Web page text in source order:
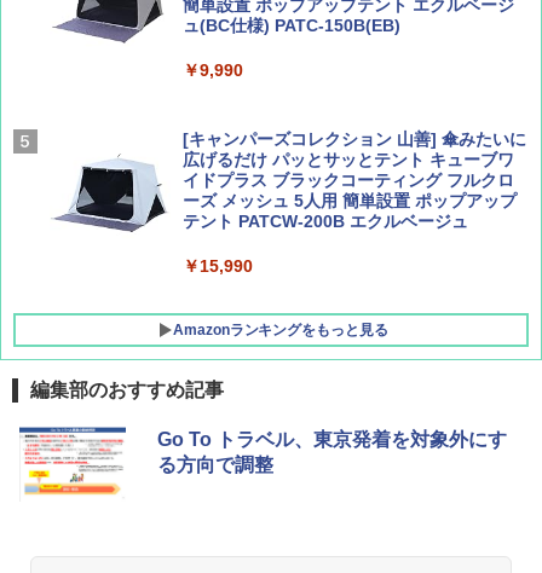
AIRLINE（エアライン）2026年9月号【特
集】ボーイング110周年を祝して！
￥1,760
新しい日本地理 地図・統計・移動から読み
解く (講談社現代新書)
￥1,540
簡単設置 ポップアップテント エクルベージ
ュ(BC仕様) PATC-150B(EB)
￥9,990
[キャンパーズコレクション 山善] 傘みたいに
広げるだけ パッとサッとテント キューブワ
イドプラス ブラックコーティング フルクロ
ーズ メッシュ 5人用 簡単設置 ポップアップ
テント PATCW-200B エクルベージュ
￥15,990
Amazonランキングをもっと見る
BUNDOK(バンドック)ソロ ドーム 1 EX BDK
-08EX カーキ ソロキャンプ ポリエステル フ
レーム テント
編集部のおすすめ記事
Go To トラベル、東京発着を対象外にす
る方向で調整